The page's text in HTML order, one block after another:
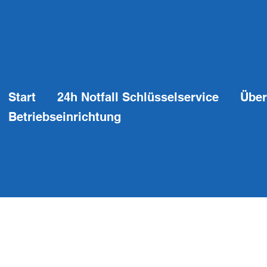
Start 24h Notfall Schlüsselservice
Betriebseinrichtung